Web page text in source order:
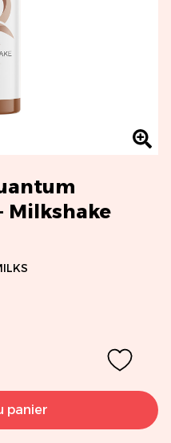
Milkshake
panier